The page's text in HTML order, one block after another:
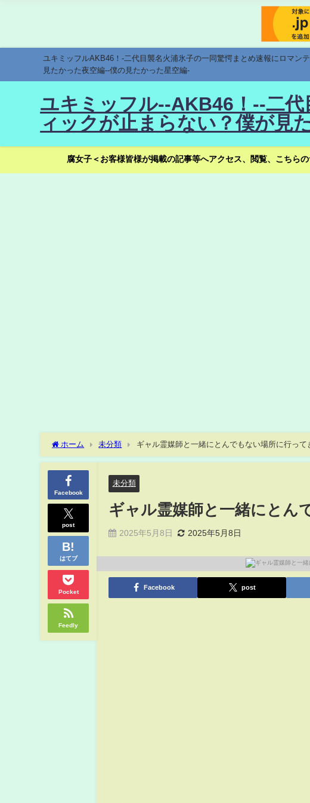
ユキミッフルAKB46！-二代目襲名火浦氷子の一同驚愕まとめ速報にロマン
見たかった夜空編--僕の見たかった星空編-
ユキミッフル--AKB46！--二
ィックが止まらない？僕が見
腐女子＜お客様皆様が掲載の記事等へアクセス、閲覧、こちら
ホーム 未分類 ギャル霊媒師と一緒にとんでもない場所に行って
Facebook
post
はてブ
Pocket
Feedly
未分類
ギャル霊媒師と一緒にとん
2025年5月8日 2025年5月8日
Facebook post